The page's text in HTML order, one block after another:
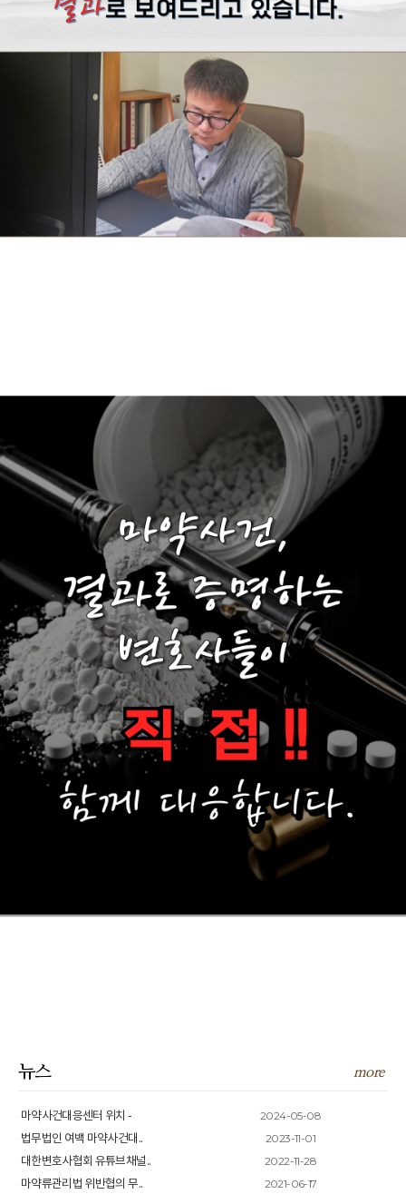
뉴스 more
마약사건대응센터 위치 -
2024-05-08
법무법인 여백 마약사건대..
2023-11-01
대한변호사협회 유튜브채널..
2022-11-28
마약류관리법 위반협의 무..
2021-06-17